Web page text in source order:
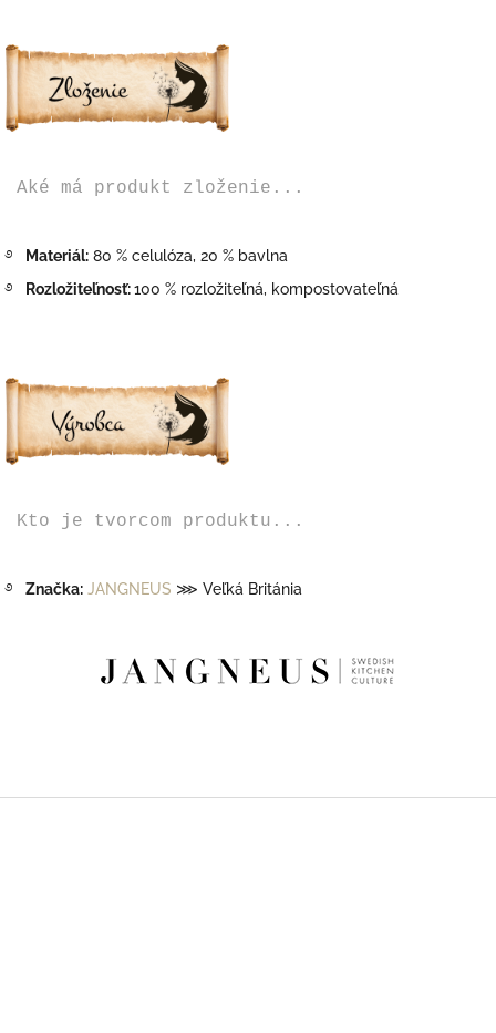
Aké má produkt zloženie...
࿔ Materiál: 80 % celulóza, 20 % bavlna
࿔
Rozložiteľnosť:100 % rozložiteľná, kompostovateľná
Kto je tvorcom produktu...
࿔ Značka: JANGNEUS ⋙ Veľká Británia